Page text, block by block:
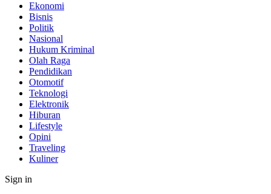
Ekonomi
Bisnis
Politik
Nasional
Hukum Kriminal
Olah Raga
Pendidikan
Otomotif
Teknologi
Elektronik
Hiburan
Lifestyle
Opini
Traveling
Kuliner
Sign in